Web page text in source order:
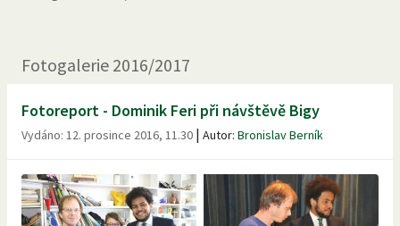
Fotogalerie 2016/2017
Fotoreport - Dominik Feri při návštěvě Bigy
Vydáno: 12. prosince 2016, 11.30 | Autor: Bronislav Berník